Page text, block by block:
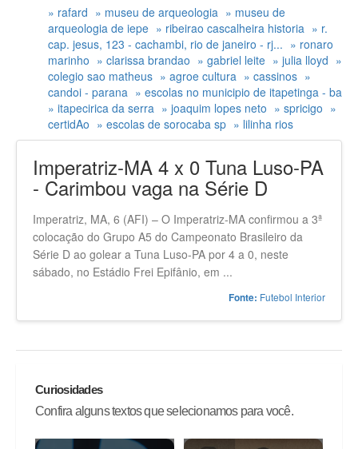
» rafard » museu de arqueologia » museu de
arqueologia de iepe » ribeirao cascalheira historia » r.
cap. jesus, 123 - cachambi, rio de janeiro - rj... » ronaro
marinho » clarissa brandao » gabriel leite » julia lloyd »
colegio sao matheus » agroe cultura » cassinos »
candoi - parana » escolas no municipio de itapetinga - ba
» itapecirica da serra » joaquim lopes neto » spricigo »
certidAo » escolas de sorocaba sp » lilinha rios
Imperatriz-MA 4 x 0 Tuna Luso-PA
- Carimbou vaga na Série D
Imperatriz, MA, 6 (AFI) – O Imperatriz-MA confirmou a 3ª
colocação do Grupo A5 do Campeonato Brasileiro da
Série D ao golear a Tuna Luso-PA por 4 a 0, neste
sábado, no Estádio Frei Epifânio, em ...
Fonte: Futebol Interior
Curiosidades
Confira alguns textos que selecionamos para você.